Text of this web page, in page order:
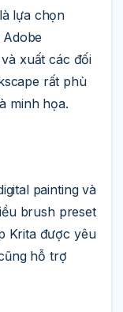
lựa chọn
xuất các đối
rất phù
minh họa.
painting và
brush preset
Krita được yêu
hỗ trợ